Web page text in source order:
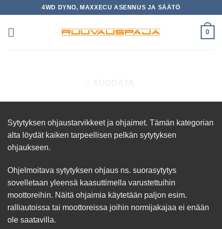
content
4WD DYNO, MAXXECU ASENNUS JA SÄÄTÖ
0
Sytytyksen ohjaustarvikkeet ja ohjaimet. Tämän kategorian
alta löydät kaiken tarpeellisen pelkän sytytyksen
ohjaukseen.
Ohjelmoitava sytytyksen ohjaus ns. suorasytytys
sovelletaan yleensä kaasuttimella varustettuihin
moottoreihin. Näitä ohjaimia käytetään paljon esim.
ralliautoissa tai moottoreissa joihin normijakajaa ei enään
ole saatavilla.